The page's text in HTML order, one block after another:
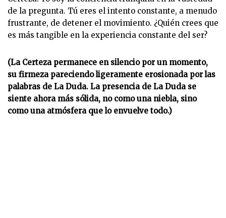
de la pregunta. Tú eres el intento constante, a menudo
frustrante, de detener el movimiento. ¿Quién crees que
es más tangible en la experiencia constante del ser?
(La Certeza permanece en silencio por un momento,
su firmeza pareciendo ligeramente erosionada por las
palabras de La Duda. La presencia de La Duda se
siente ahora más sólida, no como una niebla, sino
como una atmósfera que lo envuelve todo.)